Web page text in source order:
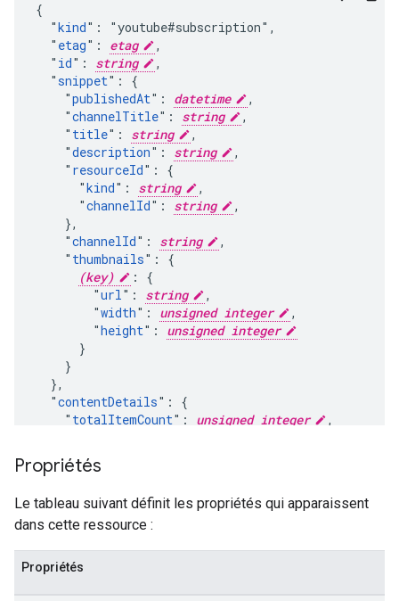
{
  "
kind": "youtube#subscription",
  "
etag": etag
,
  "
id": string
,
  "
snippet": {
    "
publishedAt": datetime
,
    "
channelTitle": string
,
    "
title": string
,
    "
description": string
,
    "
resourceId": {
      "
kind": string
,
      "
channelId": string
,
    },
    "
channelId": string
,
    "
thumbnails": {
(key)
: {
        "
url": string
,
        "
width": unsigned integer
,
        "
height": unsigned integer
      }
    }
  },
  "
contentDetails": {
    "
totalItemCount": unsigned integer
,
    "
activityType
  },
    "
title": string
,
    "
description ":
    "
thumbnails
Propriétés
Le tableau suivant définit les propriétés qui apparaissent
dans cette ressource :
Propriétés